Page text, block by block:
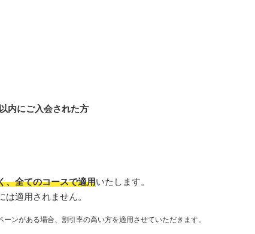
内にご入会された方
、全てのコースで適用いたします。
適用されません。
ンがある場合、割引率の高い方を適用させていただきます。